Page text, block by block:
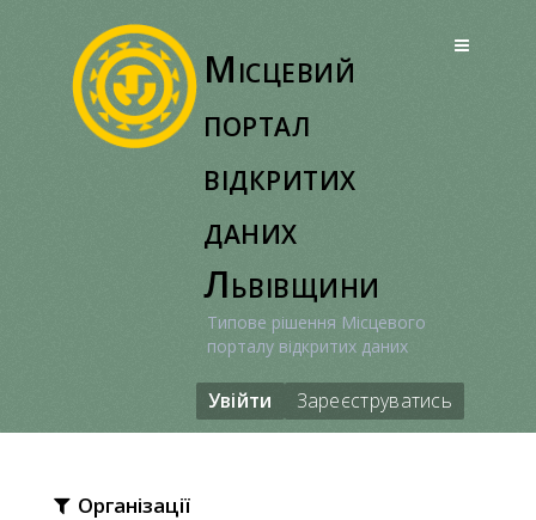
Місцевий
портал
відкритих
даних
Львівщини
Типове рішення Місцевого
порталу відкритих даних
Увійти Зареєструватись
Організації